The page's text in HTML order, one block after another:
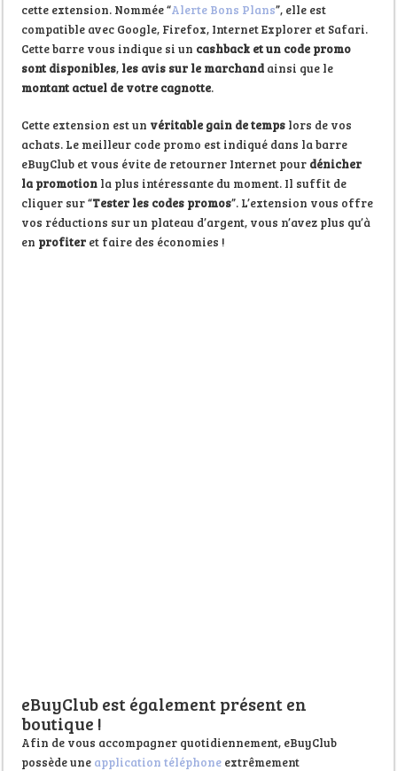
cette extension. Nommée “Alerte Bons Plans”, elle est
compatible avec Google, Firefox, Internet Explorer et Safari.
Cette barre vous indique si un cashback et un code promo
sont disponibles, les avis sur le marchand ainsi que le
montant actuel de votre cagnotte.
Cette extension est un véritable gain de temps lors de vos
achats. Le meilleur code promo est indiqué dans la barre
eBuyClub et vous évite de retourner Internet pour dénicher
la promotion la plus intéressante du moment. Il suffit de
cliquer sur “Tester les codes promos”. L’extension vous offre
vos réductions sur un plateau d’argent, vous n’avez plus qu’à
en profiter et faire des économies !
eBuyClub est également présent en
boutique !
Afin de vous accompagner quotidiennement, eBuyClub
possède une application téléphone extrêmement